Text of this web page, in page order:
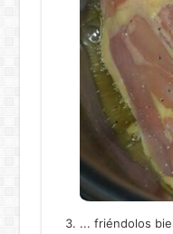
... friéndolos